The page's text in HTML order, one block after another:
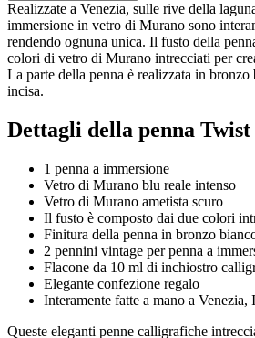
Realizzate a Venezia, sulle rive della
immersione in vetro di Murano sono
rendendo ognuna unica. Il fusto della
colori di vetro di Murano intrecciati per
La parte della penna è realizzata in bronzo
incisa.
Dettagli della penna Twist
1 penna a immersione
Vetro di Murano blu reale intenso
Vetro di Murano ametista scuro
Il fusto è composto dai due colori
Finitura della penna in bronzo
2 pennini vintage per penna a
Flacone da 10 ml di inchiostro
Elegante confezione regalo
Interamente fatte a mano a Venezia,
Queste eleganti penne calligrafiche